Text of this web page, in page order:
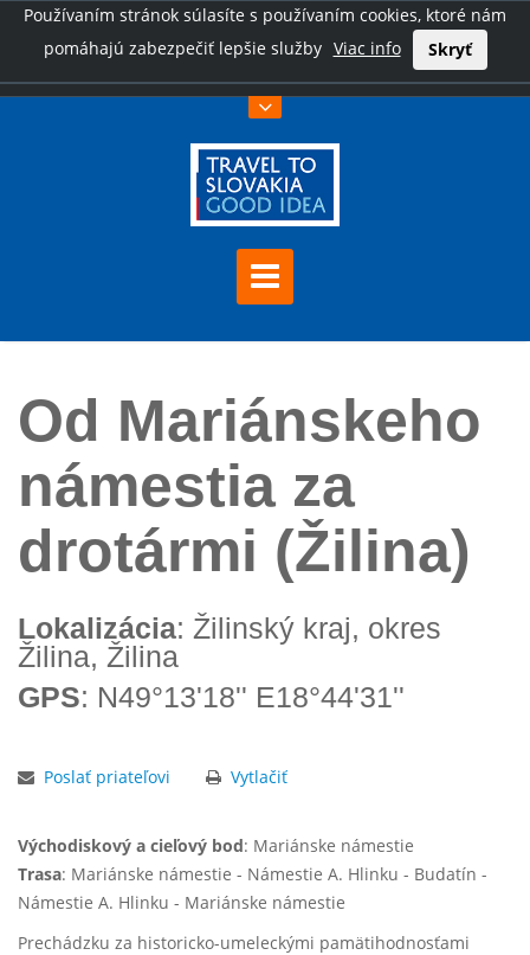
Používaním stránok súlasíte s používaním cookies, ktoré nám
pomáhajú zabezpečiť lepšie služby Viac info Skryť
Od Mariánskeho námestia za drotármi (Žilina)
Od Mariánskeho
námestia za
drotármi (Žilina)
Lokalizácia: Žilinský kraj, okres
Žilina, Žilina
GPS: N49°13'18'' E18°44'31''
Poslať priateľovi Vytlačiť
Východiskový a cieľový bod: Mariánske námestie
Trasa: Mariánske námestie - Námestie A. Hlinku - Budatín -
Námestie A. Hlinku - Mariánske námestie
Prechádzku za historicko-umeleckými pamätihodnosťami